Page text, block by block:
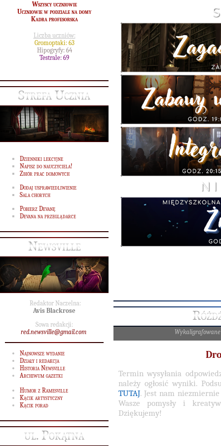
Wszyscy uczniowie
Uczniowie w podziale na domy
Kadra profesorska
Liczba uczniów:
Gromoptaki: 63
Hipogryfy: 64
Testrale: 69
Strefa Ucznia
Dzienniki lekcyjne
Napisz do nauczyciela!
Zbiór prac domowych
Dodaj usprawiedliwienie
Sala chorych
Pobierz Devanę
Devana na przeglądarce
Newsville
Redaktor Naczelna:
Avis Blackrose
Sowa redakcji:
red.newsville@gmail.com
Najnowsze wydanie
Działy i redakcja
Historia Newsville
Archiwum gazetki
Humor z Ramesville
Kącik artystyczny
Kącik porad
ul. Pokątna
Termin wysyłania
należy ogłosić wyniki.
TUTAJ. Jest nam
Wasze pomysły i
Dziękujemy!